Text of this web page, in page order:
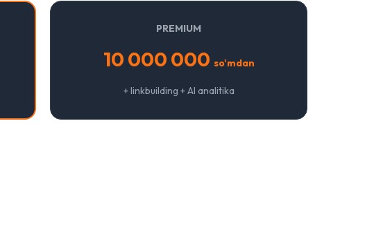
PREMIUM
10 000 000 so'mdan
+ linkbuilding + AI analitika